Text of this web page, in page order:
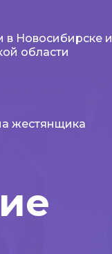
Новосибирске и
области
жестянщика